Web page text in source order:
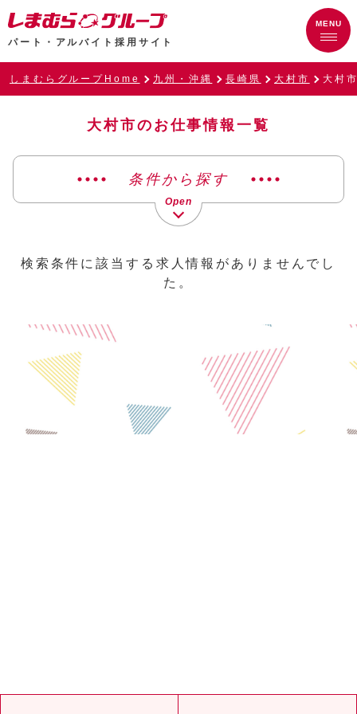
パート・アルバイト採用サイト
しまむらグループHome 九州・沖縄 長崎県 大村市 大村
大村市のお仕事情報一覧
条件から探す
検索条件に該当する求人情報がありませんでし
た。